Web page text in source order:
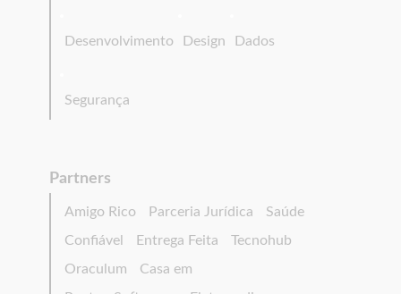
Desenvolvimento Design Dados
Segurança
Partners
Amigo Rico Parceria Jurídica
Saúde
Confiável
Entrega Feita
Tecnohub
Oraculum
Casa em